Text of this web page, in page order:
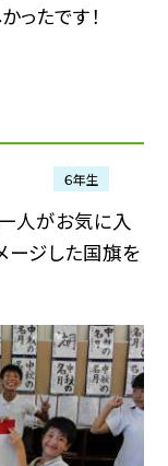
ったです！
６年生
人がお気に入
ージした国旗を